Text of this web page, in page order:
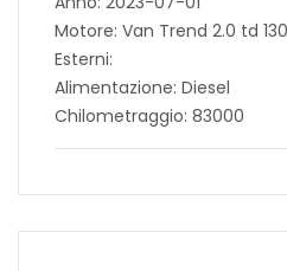
Motore: Van Trend 2.0 td
Esterni:
Alimentazione: Diesel
Chilometraggio: 83000